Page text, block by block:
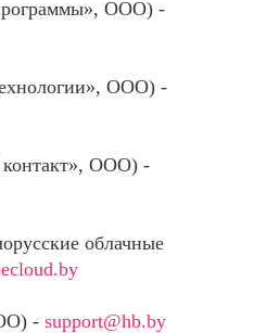
ООО) -
ООО) -
ООО) -
облачные
-support@hb.by